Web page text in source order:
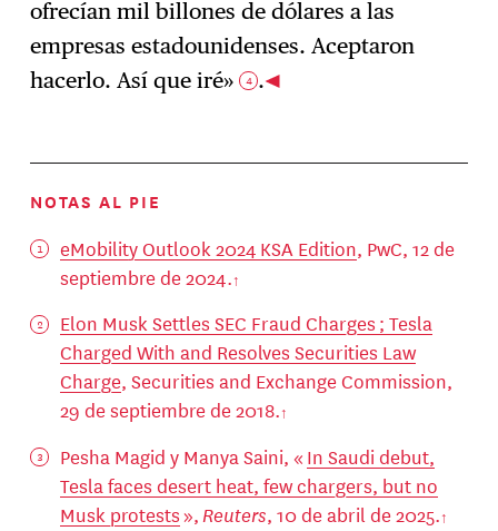
ofrecían mil billones de dólares a las
empresas estadounidenses. Aceptaron
hacerlo. Así que iré» 4 .
NOTAS AL PIE
eMobility Outlook 2024 KSA Edition, PwC, 12 de
septiembre de 2024.
Elon Musk Settles SEC Fraud Charges ; Tesla
Charged With and Resolves Securities Law
Charge, Securities and Exchange Commission,
29 de septiembre de 2018.
Pesha Magid y Manya Saini, « In Saudi debut,
Tesla faces desert heat, few chargers, but no
Musk protests»,Reuters, 10 de abril de 2025.